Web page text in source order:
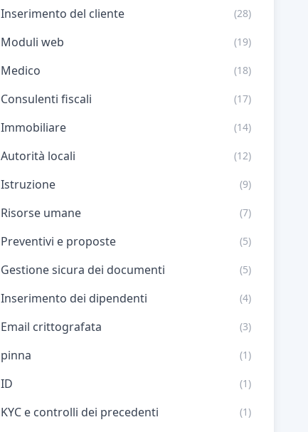
Inserimento del cliente (28)
Moduli web (19)
Medico (18)
Consulenti fiscali (17)
Immobiliare (14)
Autorità locali (12)
Istruzione (9)
Risorse umane (7)
Preventivi e proposte (5)
Gestione sicura dei documenti (5)
Inserimento dei dipendenti (4)
Email crittografata (3)
pinna (1)
ID (1)
KYC e controlli dei precedenti (1)